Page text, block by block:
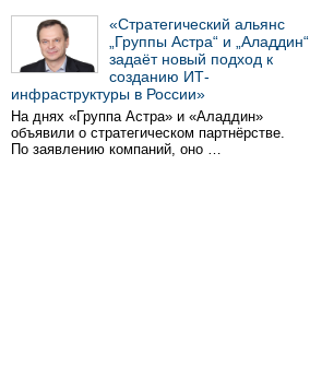
«Стратегический альянс
„Группы Астра“ и „Аладдин“
задаёт новый подход к
созданию ИТ-
инфраструктуры в России»
На днях «Группа Астра» и «Аладдин»
объявили о стратегическом партнёрстве.
По заявлению компаний, оно …